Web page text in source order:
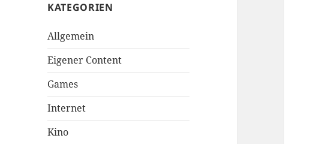
KATEGORIEN
Allgemein
Eigener Content
Games
Internet
Kino